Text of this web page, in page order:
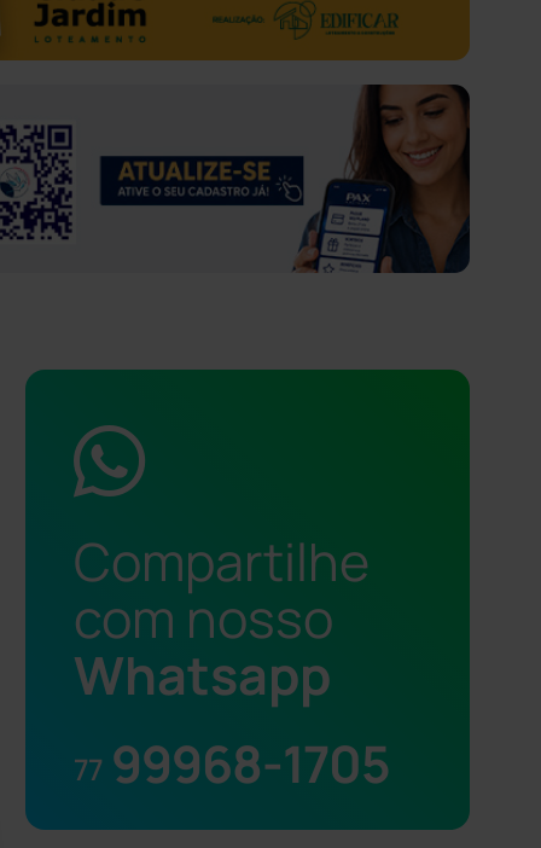
Compartilhe
com nosso
Whatsapp
77 99968-1705